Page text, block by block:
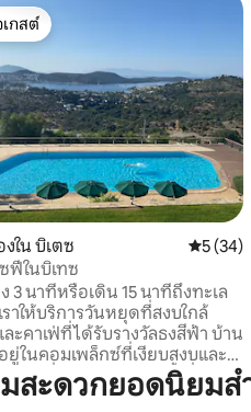
40 รีวิว
สต์ที่สุด
เกสต์
งใน บิเตซ คะแนนเ
5 (34)
ฟีในบิเทซ
3 นาทีหรือเดิน 15 นาทีถึงทะเล
าให้บริการวันหยุดที่สงบใกล้
ะคาเฟ่ที่ได้รับรางวัลธงสีฟ้า บ้าน
ในคอมเพล็กซ์ที่เงียบสงบและ
สวนที่เปิดไปสู่สระว่ายน้ำกึ่ง
ระว่ายน้ำใช้ร่วมกันแต่ไม่ค่อย
สะดวกยอดนิยม